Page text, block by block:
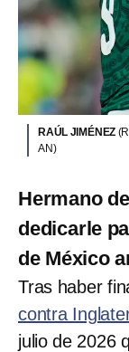
RAÚL JIMÉNEZ
AN)
Hermano
dedicarle
de México
Tras haber
contra
julio de 2026